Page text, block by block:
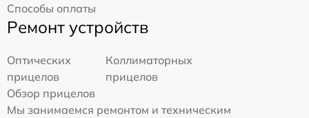
Способы оплаты
Ремонт устройств
Оптических
прицелов
Коллиматорных
прицелов
Обзор прицелов
Мы занимаемся ремонтом и техническим